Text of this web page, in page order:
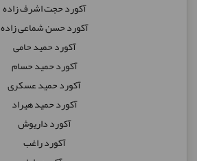
آکورد حجت اشرف زاده
آکورد حسن شماعی زاده
آکورد حمید حامی
آکورد حمید حسام
آکورد حمید عسکری
آکورد حمید هیراد
آکورد داریوش
آکورد راغب